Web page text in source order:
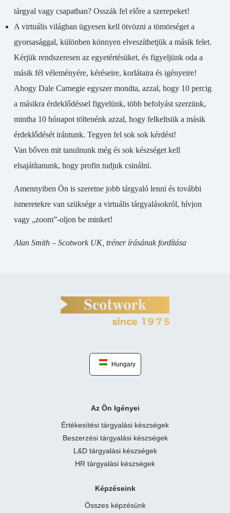
tárgyal vagy csapatban? Osszák fel előre a szerepeket!
A virtuális világban ügyesen kell ötvözni a tömörséget a
gyorsasággal, különben könnyen elveszíthetjük a másik felet.
Kérjük rendszeresen az egyetértésüket, és figyeljünk oda a
másik fél véleményére, kéréseire, korlátaira és igényeire!
Ahogy Dale Carnegie egyszer mondta, azzal, hogy 10 percig
a másikra érdeklődéssel figyelünk, több befolyást szerzünk,
mintha 10 hónapot töltenénk azzal, hogy felkeltsük a másik
érdeklődését irántunk. Tegyen fel sok sok kérdést!
Van bőven mit tanulnunk még és sok készséget kell
elsajátítanunk, hogy profin tudjuk csinálni.
Amennyiben Ön is szeretne jobb tárgyaló lenni és további
ismeretekre van szüksége a virtuális tárgyalásokról, hívjon
vagy „zoom”-oljon be minket!
Alan Smith – Scotwork UK, tréner írásának fordítása
Hungary
Az Ön Igényei
Értékesítési tárgyalási készségek
Beszerzési tárgyalási készségek
L&D tárgyalási készségek
HR tárgyalási készségek
Képzéseink
Összes képzésünk